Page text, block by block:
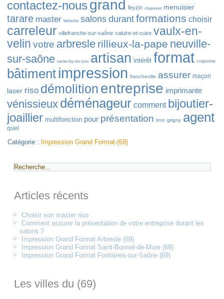
contactez-nous grand feyzin chaponost menuisier
tarare master belleville salons durant formations choisir
carreleur villefranche-sur-saône caluire-et-cuire vaulx-en-
velin votre arbresle rillieux-la-pape neuville-
sur-saône sainte-foy-lès-lyon artisan intérêt format craponne
bâtiment impression francheville assurer maçon
laser riso démolition entreprise imprimante
vénissieux déménageur comment bijoutier-
joaillier multifonction pour présentation bron grigny agent
quel
Catégorie : Impression Grand Format-(69)
Articles récents
Choisir son master riso
Comment assurer la présentation de votre entreprise durant les
salons ?
Impression Grand Format Arbresle (69)
Impression Grand Format Saint-Bonnet-de-Mure (69)
Impression Grand Format Fontaines-sur-Saône (69)
Les villes du (69)